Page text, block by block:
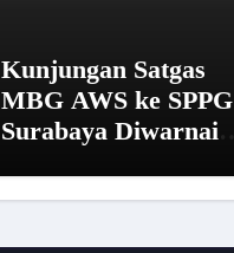
Kunjungan Satgas
MBG AWS ke SPPG
Surabaya Diwarnai
Istirahat